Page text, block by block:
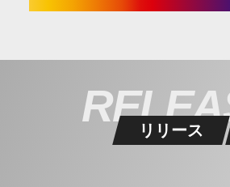
リリース